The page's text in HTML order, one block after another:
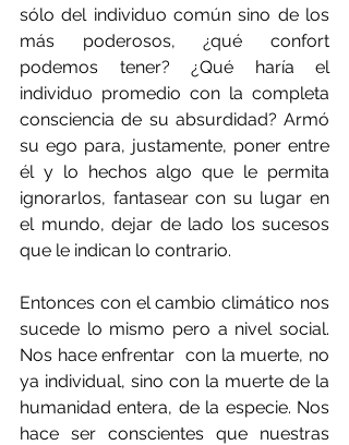
sólo del individuo común sino de los
más poderosos, ¿qué confort
podemos tener? ¿Qué haría el
individuo promedio con la completa
consciencia de su absurdidad? Armó
su ego para, justamente, poner entre
él y lo hechos algo que le permita
ignorarlos, fantasear con su lugar en
el mundo, dejar de lado los sucesos
que le indican lo contrario.
Entonces con el cambio climático nos
sucede lo mismo pero a nivel social.
Nos hace enfrentar  con la muerte, no
ya individual, sino con la muerte de la
humanidad entera, de la especie. Nos
hace ser conscientes que nuestras